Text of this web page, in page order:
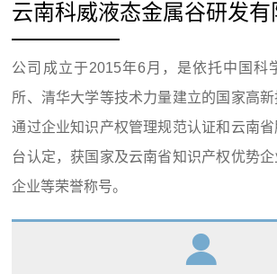
云南科威液态金属谷研发有
公司成立于2015年6月，是依托中国科
所、清华大学等技术力量建立的国家高
通过企业知识产权管理规范认证和云南
台认定，获国家及云南省知识产权优势
企业等荣誉称号。